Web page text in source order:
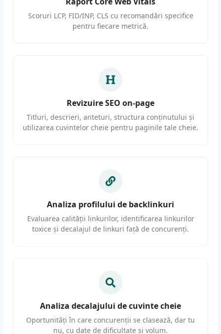
Scoruri LCP, FID/INP, CLS cu recomandări specifice
pentru fiecare metrică.
Revizuire SEO on-page
Titluri, descrieri, anteturi, structura conținutului și
utilizarea cuvintelor cheie pentru paginile tale cheie.
Analiza profilului de backlinkuri
Evaluarea calității linkurilor, identificarea linkurilor
toxice și decalajul de linkuri față de concurenți.
Analiza decalajului de cuvinte cheie
Oportunități în care concurenții se clasează, dar tu
nu, cu date de dificultate și volum.